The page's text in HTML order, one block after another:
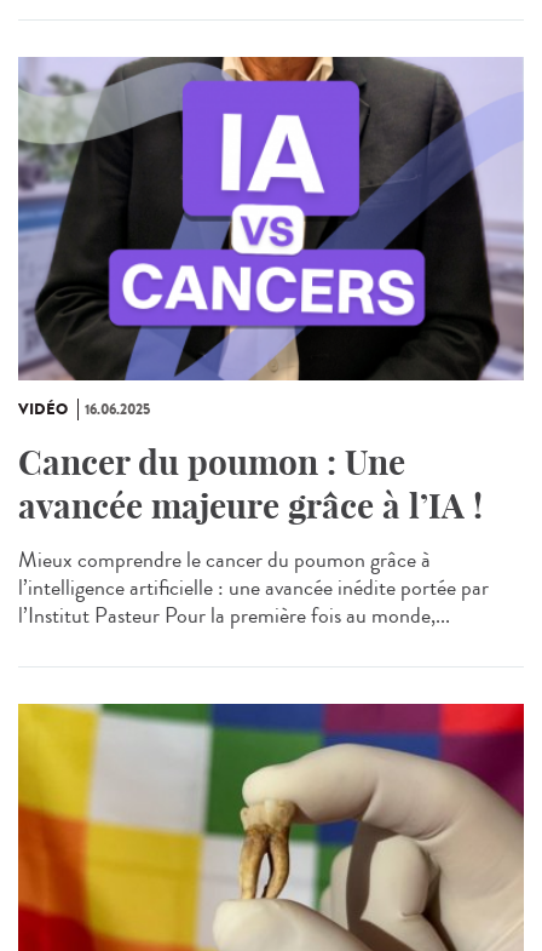
VIDÉO 16.06.2025
Cancer du poumon : Une
avancée majeure grâce à l’IA !
Mieux comprendre le cancer du poumon grâce à
l’intelligence artificielle : une avancée inédite portée par
l’Institut Pasteur Pour la première fois au monde,...